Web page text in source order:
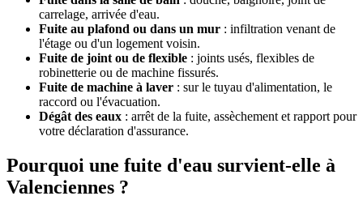
carrelage, arrivée d'eau.
Fuite au plafond ou dans un mur : infiltration venant de
l'étage ou d'un logement voisin.
Fuite de joint ou de flexible : joints usés, flexibles de
robinetterie ou de machine fissurés.
Fuite de machine à laver : sur le tuyau d'alimentation, le
raccord ou l'évacuation.
Dégât des eaux : arrêt de la fuite, assèchement et rapport pour
votre déclaration d'assurance.
Pourquoi une fuite d'eau survient-elle à
Valenciennes ?